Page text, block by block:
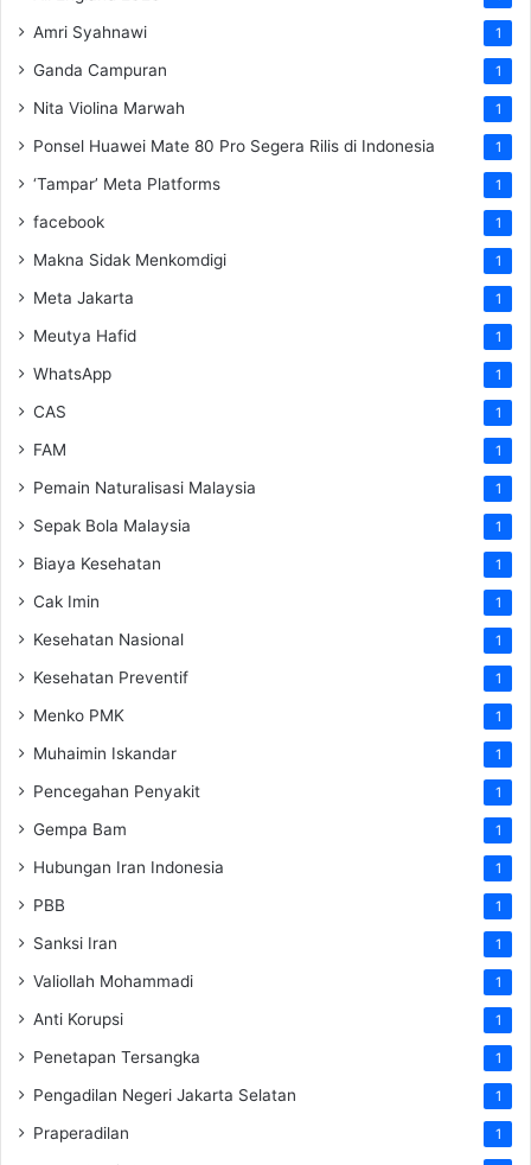
Amri Syahnawi 1
Ganda Campuran 1
Nita Violina Marwah 1
Ponsel Huawei Mate 80 Pro Segera Rilis di Indonesia 1
‘Tampar’ Meta Platforms 1
facebook 1
Makna Sidak Menkomdigi 1
Meta Jakarta 1
Meutya Hafid 1
WhatsApp 1
CAS 1
FAM 1
Pemain Naturalisasi Malaysia 1
Sepak Bola Malaysia 1
Biaya Kesehatan 1
Cak Imin 1
Kesehatan Nasional 1
Kesehatan Preventif 1
Menko PMK 1
Muhaimin Iskandar 1
Pencegahan Penyakit 1
Gempa Bam 1
Hubungan Iran Indonesia 1
PBB 1
Sanksi Iran 1
Valiollah Mohammadi 1
Anti Korupsi 1
Penetapan Tersangka 1
Pengadilan Negeri Jakarta Selatan 1
Praperadilan 1